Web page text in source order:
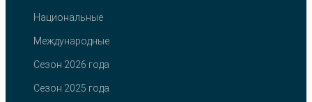
Национальные
Международные
Сезон 2026 года
Сезон 2025 года